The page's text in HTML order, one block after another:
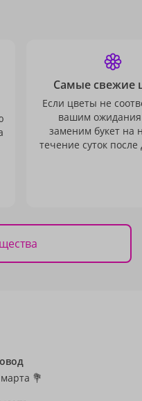
Самые свежие
Если цветы не
вашим
заменим букет на
течение суток после
💐